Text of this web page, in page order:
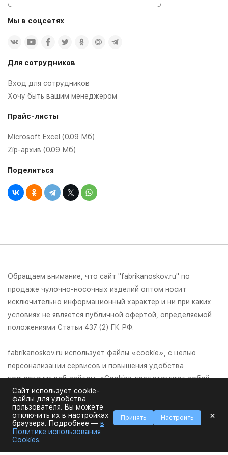
Мы в соцсетях
Для сотрудников
Вход для сотрудников
Хочу быть вашим менеджером
Прайс-листы
Microsoft Excel (0.09 Мб)
Zip-архив (0.09 Мб)
Поделиться
Обращаем внимание, что сайт "fabrikanoskov.ru" по
продаже чулочно-носочных изделий оптом носит
исключительно информационный характер и ни при каких
условиях не является публичной офертой, определяемой
положениями Статьи 437 (2) ГК РФ.
fabrikanoskov.ru использует файлы «cookie», с целью
персонализации сервисов и повышения удобства
пользования веб-сайтом. «Cookie» представляют собой
небольшие файлы, содержащие информацию о
предыдущих посещениях веб-сайта. Если вы не хотите
использовать файлы «cookie», измените настройки
браузера.
Сайт использует cookie-
файлы для удобства
пользователя. Вы можете
отключить их в настройках
браузера. Подробнее — в
Политике использования
Cookies.
Принять Настроить ×